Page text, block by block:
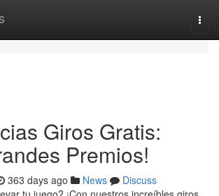
Giros Gratis:
Premios!
363 days ago News
Discuss